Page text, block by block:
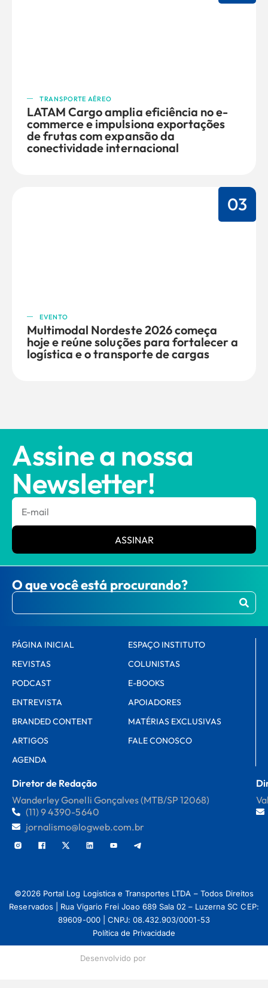
TRANSPORTE AÉREO
LATAM Cargo amplia eficiência no e-
commerce e impulsiona exportações
de frutas com expansão da
conectividade internacional
03
EVENTO
Multimodal Nordeste 2026 começa
hoje e reúne soluções para fortalecer a
logística e o transporte de cargas
Assine a nossa
Newsletter!
ASSINAR
O que você está procurando?
PÁGINA INICIAL
REVISTAS
PODCAST
ENTREVISTA
BRANDED CONTENT
ARTIGOS
AGENDA
ESPAÇO INSTITUTO
COLUNISTAS
E-BOOKS
APOIADORES
MATÉRIAS EXCLUSIVAS
FALE CONOSCO
Diretor de Redação
Wanderley Gonelli Gonçalves (MTB/SP 12068)
(11) 9 4390-5640
jornalismo@logweb.com.br
©2026 Portal Log Logistica e Transportes LTDA – Todos Direitos
Reservados | Rua Vigario Frei Joao 689 Sala 02 – Luzerna SC CEP:
89609-000 | CNPJ: 08.432.903/0001-53
Política de Privacidade
Desenvolvido por